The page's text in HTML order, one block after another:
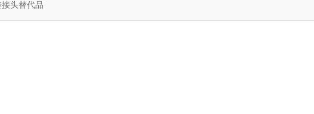
接头替代品